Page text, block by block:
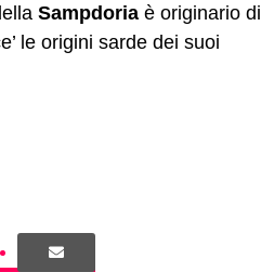
Sampdoria è originario di
le origini sarde dei suoi